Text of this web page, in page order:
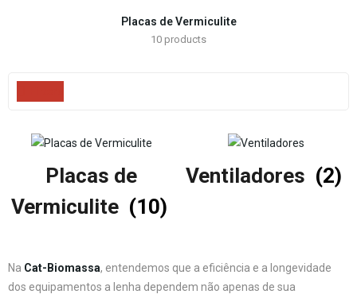
Placas de Vermiculite
10 products
Placas de
Vermiculite (10)
Ventiladores (2)
Na Cat-Biomassa, entendemos que a eficiência e a longevidade
dos equipamentos a lenha dependem não apenas de sua